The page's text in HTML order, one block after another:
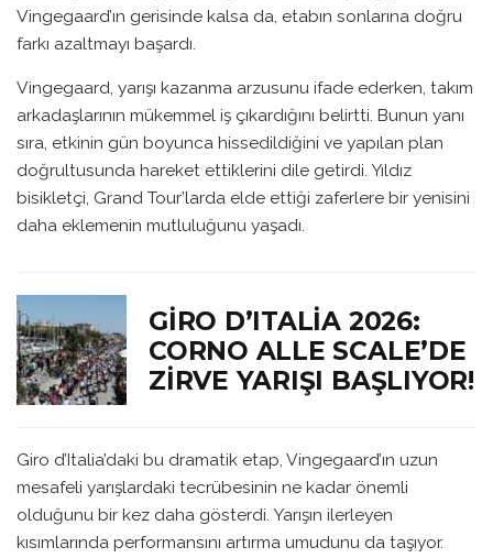
Vingegaard’ın gerisinde kalsa da, etabın sonlarına doğru
farkı azaltmayı başardı.
Vingegaard, yarışı kazanma arzusunu ifade ederken, takım
arkadaşlarının mükemmel iş çıkardığını belirtti. Bunun yanı
sıra, etkinin gün boyunca hissedildiğini ve yapılan plan
doğrultusunda hareket ettiklerini dile getirdi. Yıldız
bisikletçi, Grand Tour’larda elde ettiği zaferlere bir yenisini
daha eklemenin mutluluğunu yaşadı.
GIRO D’ITALIA 2026:
CORNO ALLE SCALE’DE
ZIRVE YARIŞI BAŞLIYOR!
Giro d’Italia’daki bu dramatik etap, Vingegaard’ın uzun
mesafeli yarışlardaki tecrübesinin ne kadar önemli
olduğunu bir kez daha gösterdi. Yarışın ilerleyen
kısımlarında performansını artırma umudunu da taşıyor.